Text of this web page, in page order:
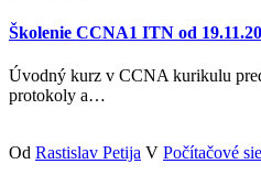
Školenie CCNA1 ITN od
Úvodný kurz v CCNA kurikulu
protokoly a…
Od Rastislav Petija V Počítačové